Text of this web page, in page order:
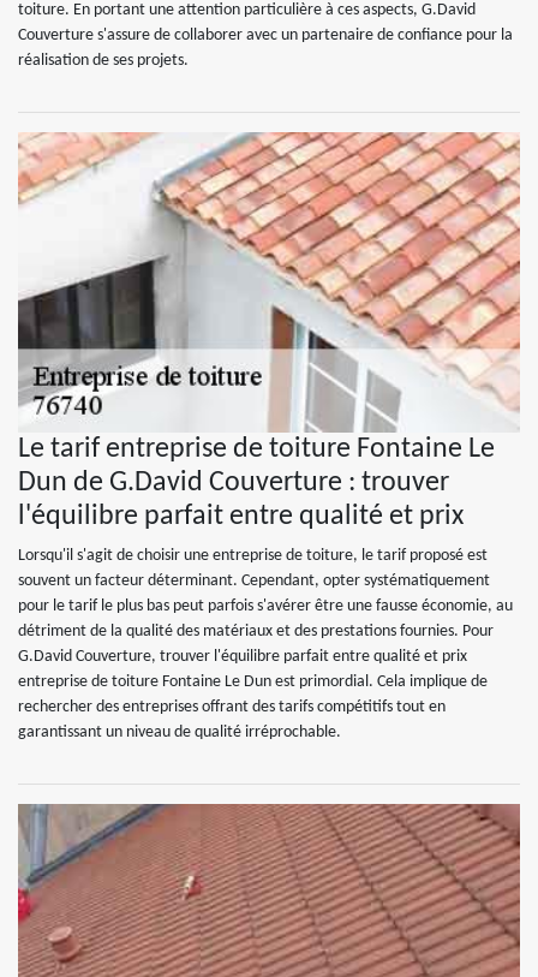
toiture. En portant une attention particulière à ces aspects, G.David
Couverture s'assure de collaborer avec un partenaire de confiance pour la
réalisation de ses projets.
Le tarif entreprise de toiture Fontaine Le
Dun de G.David Couverture : trouver
l'équilibre parfait entre qualité et prix
Lorsqu'il s'agit de choisir une entreprise de toiture, le tarif proposé est
souvent un facteur déterminant. Cependant, opter systématiquement
pour le tarif le plus bas peut parfois s'avérer être une fausse économie, au
détriment de la qualité des matériaux et des prestations fournies. Pour
G.David Couverture, trouver l'équilibre parfait entre qualité et prix
entreprise de toiture Fontaine Le Dun est primordial. Cela implique de
rechercher des entreprises offrant des tarifs compétitifs tout en
garantissant un niveau de qualité irréprochable.